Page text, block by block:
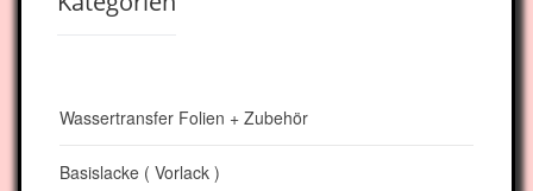
Wassertransfer Folien + Zubehör
Basislacke ( Vorlack )